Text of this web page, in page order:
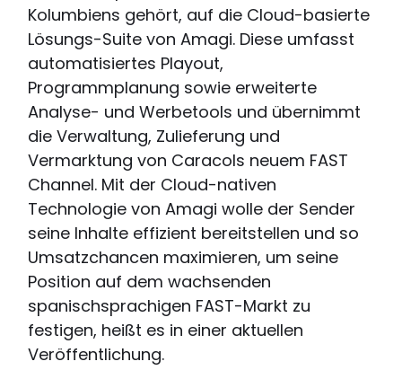
Kolumbiens gehört, auf die Cloud-basierte
Lösungs-Suite von Amagi. Diese umfasst
automatisiertes Playout,
Programmplanung sowie erweiterte
Analyse- und Werbetools und übernimmt
die Verwaltung, Zulieferung und
Vermarktung von Caracols neuem FAST
Channel. Mit der Cloud-nativen
Technologie von Amagi wolle der Sender
seine Inhalte effizient bereitstellen und so
Umsatzchancen maximieren, um seine
Position auf dem wachsenden
spanischsprachigen FAST-Markt zu
festigen, heißt es in einer aktuellen
Veröffentlichung.